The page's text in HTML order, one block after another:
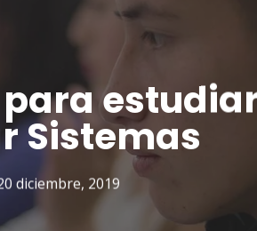
para
Sistemas
diciembre, 2019